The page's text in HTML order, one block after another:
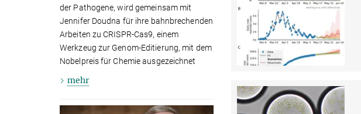
der Pathogene, wird gemeinsam mit
Jennifer Doudna für ihre bahnbrechenden
Arbeiten zu CRISPR-Cas9, einem
Werkzeug zur Genom-Editierung, mit dem
Nobelpreis für Chemie ausgezeichnet
mehr